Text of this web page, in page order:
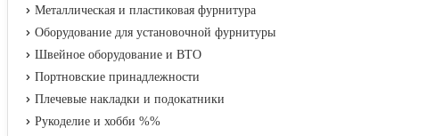
Металлическая и пластиковая фурнитура
Оборудование для установочной фурнитуры
Швейное оборудование и ВТО
Портновские принадлежности
Плечевые накладки и подокатники
Рукоделие и хобби %%